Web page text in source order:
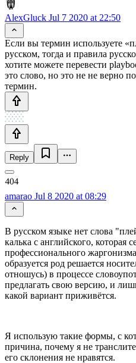
AlexGluck Jul 7 2020 at 22:50
Если вы термин используете
русском, тогда и правила
хотите можете перевести
это слово, но это не не верно
термин.
Reply
amarao Jul 8 2020 at 08:29
В русском языке нет слова
калька с английского, которая
профессионального
образуется род решается
отношусь) в процессе
предлагать свою версию, и
какой вариант приживётся.
Я использую такие формы, с
причина, почему я не
его склонения не нравятся.